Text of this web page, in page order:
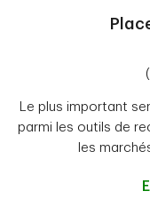
Le plus important
parmi les outils de
les